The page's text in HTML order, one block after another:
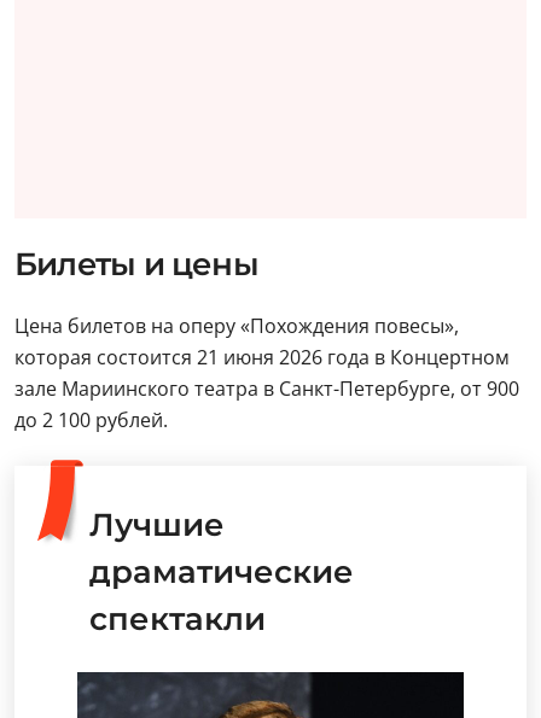
Билеты и цены
Цена билетов на оперу «Похождения повесы»,
которая состоится 21 июня 2026 года в Концертном
зале Мариинского театра в Санкт-Петербурге, от 900
до 2 100 рублей.
Лучшие
драматические
спектакли